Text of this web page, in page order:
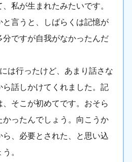
私が生まれたみたいです。
と言うと、しばらくは記憶が
ですが自我がなかったんだ
は行ったけど、あまり話さな
話しかけてくれました。記
そこが初めてです。おそら
かったんでしょう。向こうか
ら、必要とされた、と思い込
。